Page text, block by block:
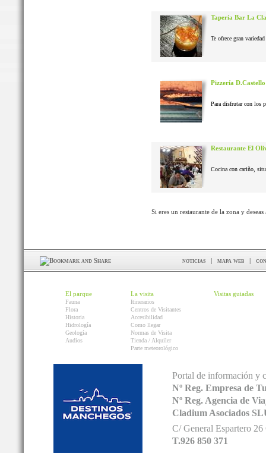
Tapería Bar La
Te ofrece gran
Pizzería D.Castello
Para disfrutar con los
Restaurante El
Cocina con cariño,
Si eres un restaurante de la zona y
noticias | mapa web |
El parque
Fauna
Flora
Historia
Hidrología
Geología
Audios
La visita
Itinerarios
Centros de Visitantes
Accesibilidad
Como llegar
Normas de Visita
Tienda / Alquiler
Parte meteorológico
Visitas guiadas
Portal de información y
Nº Reg. Empresa de
Nº Reg. Agencia de
Cladium Asociados
C/ General Espartero
T.926 850 371